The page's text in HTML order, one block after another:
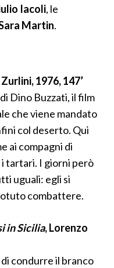
Iacoli, le
Martin.
1976, 147’
Dino Buzzati, il film
che viene mandato
col deserto. Qui
ai compagni di
tartari. I giorni però
uguali: egli si
combattere.
in Sicilia,Lorenzo
condurre il branco